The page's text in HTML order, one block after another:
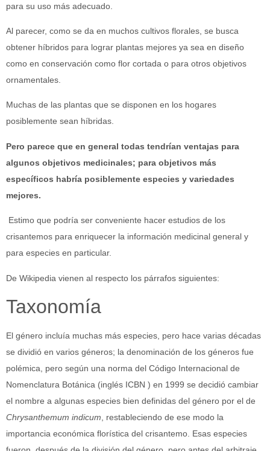
para su uso más adecuado.
Al parecer, como se da en muchos cultivos florales, se busca
obtener híbridos para lograr plantas mejores ya sea en diseño
como en conservación como flor cortada o para otros objetivos
ornamentales.
Muchas de las plantas que se disponen en los hogares
posiblemente sean híbridas.
Pero parece que en general todas tendrían ventajas para
algunos objetivos medicinales; para objetivos más
específicos habría posiblemente especies y variedades
mejores.
Estimo que podría ser conveniente hacer estudios de los
crisantemos para enriquecer la información medicinal general y
para especies en particular.
De Wikipedia vienen al respecto los párrafos siguientes:
Taxonomía
El género incluía muchas más especies, pero hace varias décadas
se dividió en varios géneros; la denominación de los géneros fue
polémica, pero según una norma del Código Internacional de
Nomenclatura Botánica (inglés ICBN ) en 1999 se decidió cambiar
el nombre a algunas especies bien definidas del género por el de
Chrysanthemum indicum , restableciendo de ese modo la
importancia económica florística del crisantemo. Esas especies